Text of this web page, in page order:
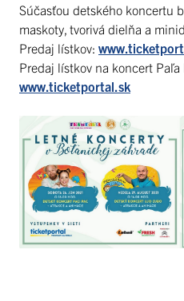
Súčasťou detského koncertu
maskoty, tvorivá dielňa a
Predaj lístkov:
Predaj lístkov na koncert Paľa
www.ticketportal.sk